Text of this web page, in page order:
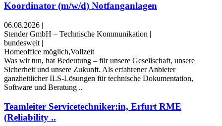
Koordinator (m/w/d) Notfanganlagen
06.08.2026 |
Stender GmbH – Technische Kommunikation |
bundesweit |
Homeoffice möglich,Vollzeit
Was wir tun, hat Bedeutung – für unsere Gesellschaft, unsere
Sicherheit und unsere Zukunft. Als erfahrener Anbieter
ganzheitlicher ILS-Lösungen für technische Dokumentation,
Software und Beratung ..
Teamleiter Servicetechniker:in, Erfurt RME
(Reliability ..